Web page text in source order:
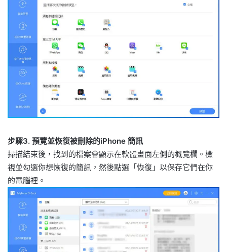
步驟3. 預覽並恢復被刪除的iPhone 簡訊
掃描結束後，找到的檔案會顯示在軟體畫面左側的概覽欄。檢
視並勾選你想恢復的簡訊，然後點選「恢復」以保存它們在你
的電腦裡。